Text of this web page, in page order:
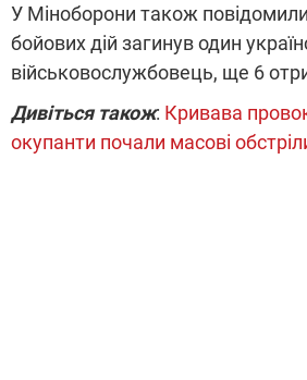
У Міноборони також
бойових дій загинув один
військовослужбовець, ще 6
Дивіться також: Кривава
окупанти почали масові